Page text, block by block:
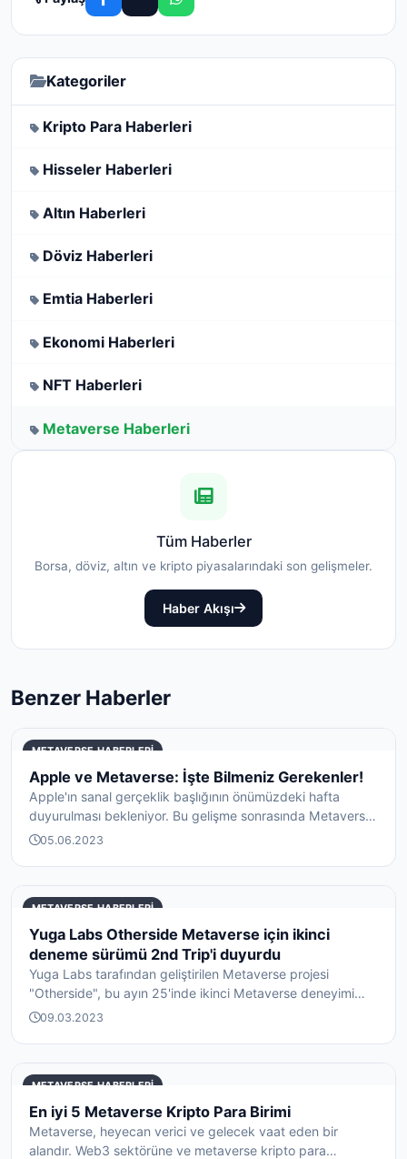
Kategoriler
Kripto Para Haberleri
Hisseler Haberleri
Altın Haberleri
Döviz Haberleri
Emtia Haberleri
Ekonomi Haberleri
NFT Haberleri
Metaverse Haberleri
Tüm Haberler
Borsa, döviz, altın ve kripto piyasalarındaki son gelişmeler.
Haber Akışı
Benzer Haberler
METAVERSE HABERLERI
Apple ve Metaverse: İşte Bilmeniz Gerekenler!
Apple'ın sanal gerçeklik başlığının önümüzdeki hafta
duyurulması bekleniyor. Bu gelişme sonrasında Metaverse
...05.06.2023
METAVERSE HABERLERI
Yuga Labs Otherside Metaverse için ikinci
deneme sürümü 2nd Trip'i duyurdu
Yuga Labs tarafından geliştirilen Metaverse projesi
"Otherside", bu ayın 25'inde ikinci Metaverse deneyimi
"2n...
09.03.2023
METAVERSE HABERLERI
En iyi 5 Metaverse Kripto Para Birimi
Metaverse, heyecan verici ve gelecek vaat eden bir
alandır. Web3 sektörüne ve metaverse kripto para